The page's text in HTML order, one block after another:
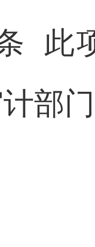
此
部